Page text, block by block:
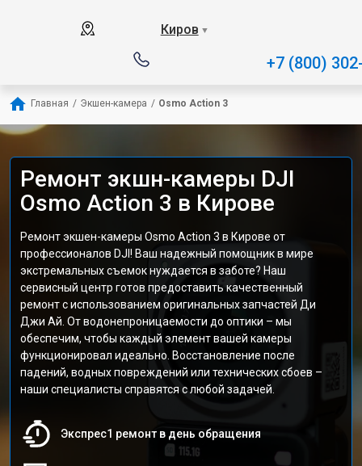
Киров ▼
+7 (800)
Главная / Экшен-камера / Osmo Action 3
Ремонт экшн-камеры DJI
Osmo Action 3 в Кирове
Ремонт экшен-камеры Osmo Action 3 в Кирове от
профессионалов DJI! Ваш надежный помощник в мире
экстремальных съемок нуждается в заботе? Наш
сервисный центр готов предоставить качественный
ремонт с использованием оригинальных запчастей Ди
Джи Ай. От водонепроницаемости до оптики – мы
обеспечим, чтобы каждый элемент вашей камеры
функционировал идеально. Восстановление после
падений, водных повреждений или технических сбоев –
наши специалисты справятся с любой задачей.
Экспрес1 ремонт в день обращения